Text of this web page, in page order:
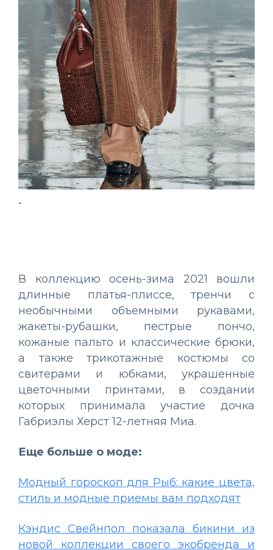
-
В коллекцию осень-зима 2021 вошли
длинные платья-плиссе, тренчи с
необычными объемными рукавами,
жакеты-рубашки, пестрые пончо,
кожаные пальто и классические брюки,
а также трикотажные костюмы со
свитерами и юбками, украшенные
цветочными принтами, в создании
которых принимала участие дочка
Габриэлы Херст 12-летняя Миа.
Еще больше о моде:
Модный гороскоп для Рыб: какие цвета,
стиль и модные приемы вам подходят
Кэндис Свейнпол показала бикини из
новой коллекции своего экобренда и